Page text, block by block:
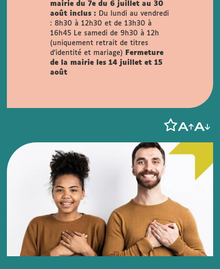
mairie du 7e du 6 juillet au 30
août inclus :
Du lundi au vendredi
: 8h30 à 12h30 et de 13h30 à
16h45
Le samedi de 9h30 à 12h
(uniquement retrait de titres
d'identité et mariage)
Fermeture
de la mairie les 14 juillet et 15
août